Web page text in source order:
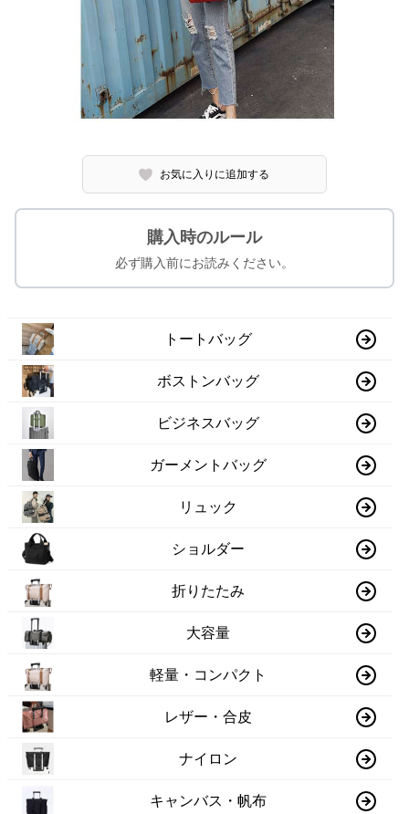
お気に入りに追加する
購入時のルール
必ず購入前にお読みください。
トートバッグ
ボストンバッグ
ビジネスバッグ
ガーメントバッグ
リュック
ショルダー
折りたたみ
大容量
軽量・コンパクト
レザー・合皮
ナイロン
キャンバス・帆布